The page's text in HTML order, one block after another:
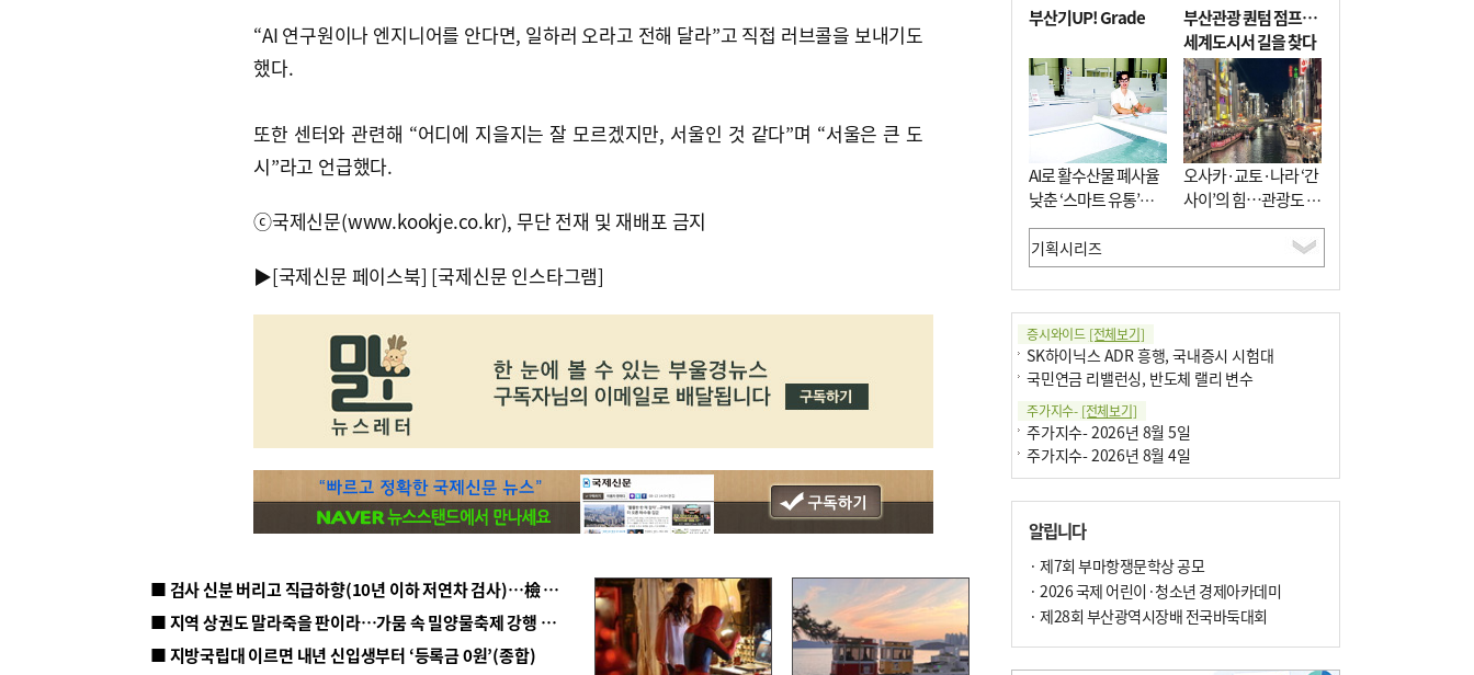
“AI 연구원이나 엔지니어를 안다면, 일하러 오라고 전해 달라”고 직접 러브콜을 보내기도
했다.
또한 센터와 관련해 “어디에 지을지는 잘 모르겠지만, 서울인 것 같다”며 “서울은 큰 도
시”라고 언급했다.
ⓒ국제신문(www.kookje.co.kr), 무단 전재 및 재배포 금지
▶[국제신문 페이스북] [국제신문 인스타그램]
■ 검사 신분 버리고 직급하향(10년 이하 저연차 검사)…檢 중수청행 기피
■ 지역 상권도 말라죽을 판이라…가뭄 속 밀양물축제 강행 논란
■ 지방국립대 이르면 내년 신입생부터 ‘등록금 0원’(종합)
부산기UP! Grade
AI로 활수산물 폐사율
낮춘 ‘스마트 유통’…
사막·산악지대 수출
도전
부산관광 퀀텀 점프…
세계도시서 길을 찾다
오사카·교토·나라 ‘간
사이’의 힘…관광도 뭉
쳐야 흥한다
증시와이드 [전체보기]
SK하이닉스 ADR 흥행, 국내증시 시험대
국민연금 리밸런싱, 반도체 랠리 변수
주가지수- [전체보기]
주가지수- 2026년 8월 5일
주가지수- 2026년 8월 4일
알립니다
· 제7회 부마항쟁문학상 공모
· 2026 국제 어린이·청소년 경제아카데미
· 제28회 부산광역시장배 전국바둑대회